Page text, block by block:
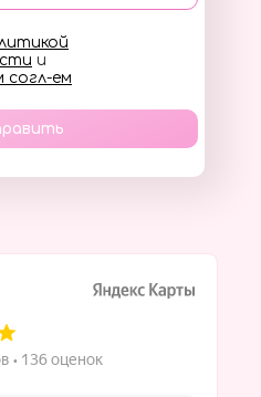
и
согл-ем